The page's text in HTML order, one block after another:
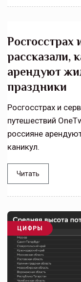
Росгосстрах
рассказали,
арендуют
праздники
Росгосстрах и
путешествий
россияне
каникул.
Читать
ЦИФРЫ